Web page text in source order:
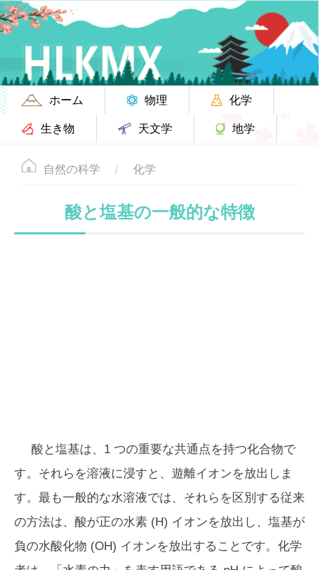
ホーム 物理
化学
生き物
天文学 地学
自然の科学 化学
酸と塩基の一般的な特徴
酸と塩基は、1 つの重要な共通点を持つ化合物で
す。それらを溶液に浸すと、遊離イオンを放出しま
す。最も一般的な水溶液では、それらを区別する従来
の方法は、酸が正の水素 (H) イオンを放出し、塩基が
負の水酸化物 (OH) イオンを放出することです。化学